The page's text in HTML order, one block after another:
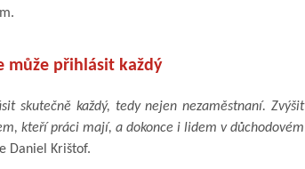
může přihlásit každý
skutečně každý, tedy nejen nezaměstnaní. Zvýšit
kteří práci mají, a dokonce i lidem v důchodovém
Daniel Krištof.